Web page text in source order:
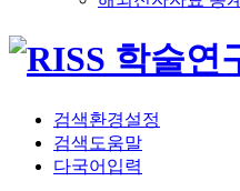
검색환경설정
검색도움말
다국어입력